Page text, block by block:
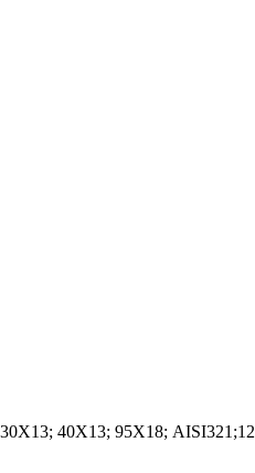
40Х13; 95Х18;